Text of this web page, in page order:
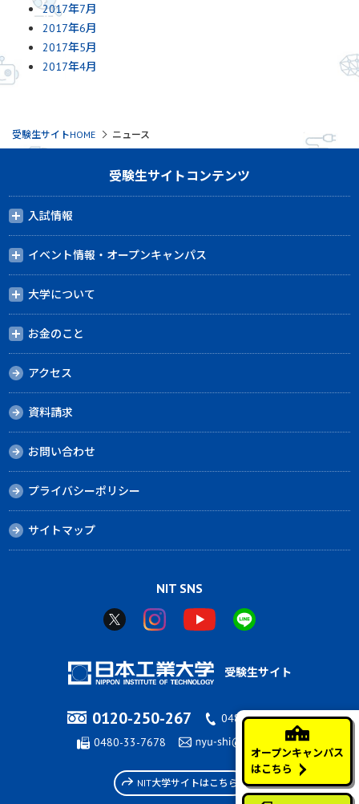
2017年7月
2017年6月
2017年5月
2017年4月
受験生サイトHOME ニュース
オープンキャンパス
はこちら
受験生サイトコンテンツ
入試情報
イベント情報・オープンキャンパス
大学について
お金のこと
アクセス
資料請求
お問い合わせ
プライバシーポリシー
サイトマップ
NIT SNS
受験生サイト
0120-250-267
0480-33-7676
0480-33-7678
NIT大学サイトはこちら